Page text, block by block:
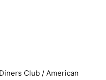
Club / American